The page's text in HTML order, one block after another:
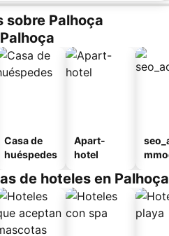
sobre Palhoça
Casa de
huéspedes
Apart-
hotel
sada
de hoteles en Palhoça